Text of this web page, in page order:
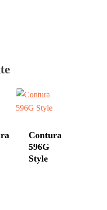
Contura
596G
Style
DROOFF
HWAM
Morsø
DROOFF
Palazzetti
Schornstein­systeme
Aktionen
Kontakt